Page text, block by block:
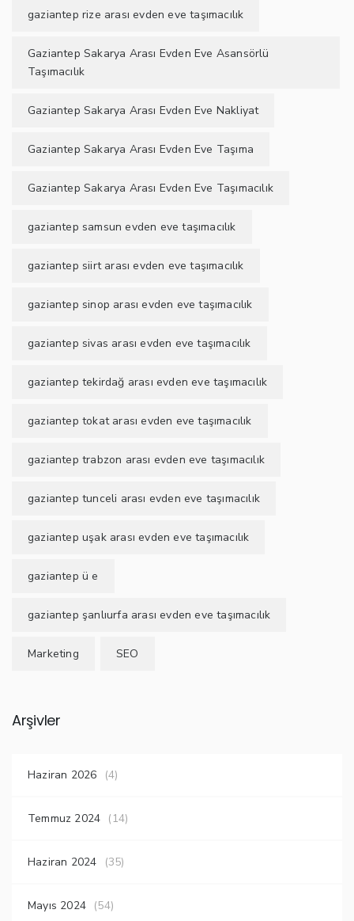
gaziantep rize arası evden eve taşımacılık
Gaziantep Sakarya Arası Evden Eve Asansörlü
Taşımacılık
Gaziantep Sakarya Arası Evden Eve Nakliyat
Gaziantep Sakarya Arası Evden Eve Taşıma
Gaziantep Sakarya Arası Evden Eve Taşımacılık
gaziantep samsun evden eve taşımacılık
gaziantep siirt arası evden eve taşımacılık
gaziantep sinop arası evden eve taşımacılık
gaziantep sivas arası evden eve taşımacılık
gaziantep tekirdağ arası evden eve taşımacılık
gaziantep tokat arası evden eve taşımacılık
gaziantep trabzon arası evden eve taşımacılık
gaziantep tunceli arası evden eve taşımacılık
gaziantep uşak arası evden eve taşımacılık
gaziantep ü e
gaziantep şanlıurfa arası evden eve taşımacılık
Marketing SEO
Arşivler
Haziran 2026 (4)
Temmuz 2024 (14)
Haziran 2024 (35)
Mayıs 2024 (54)